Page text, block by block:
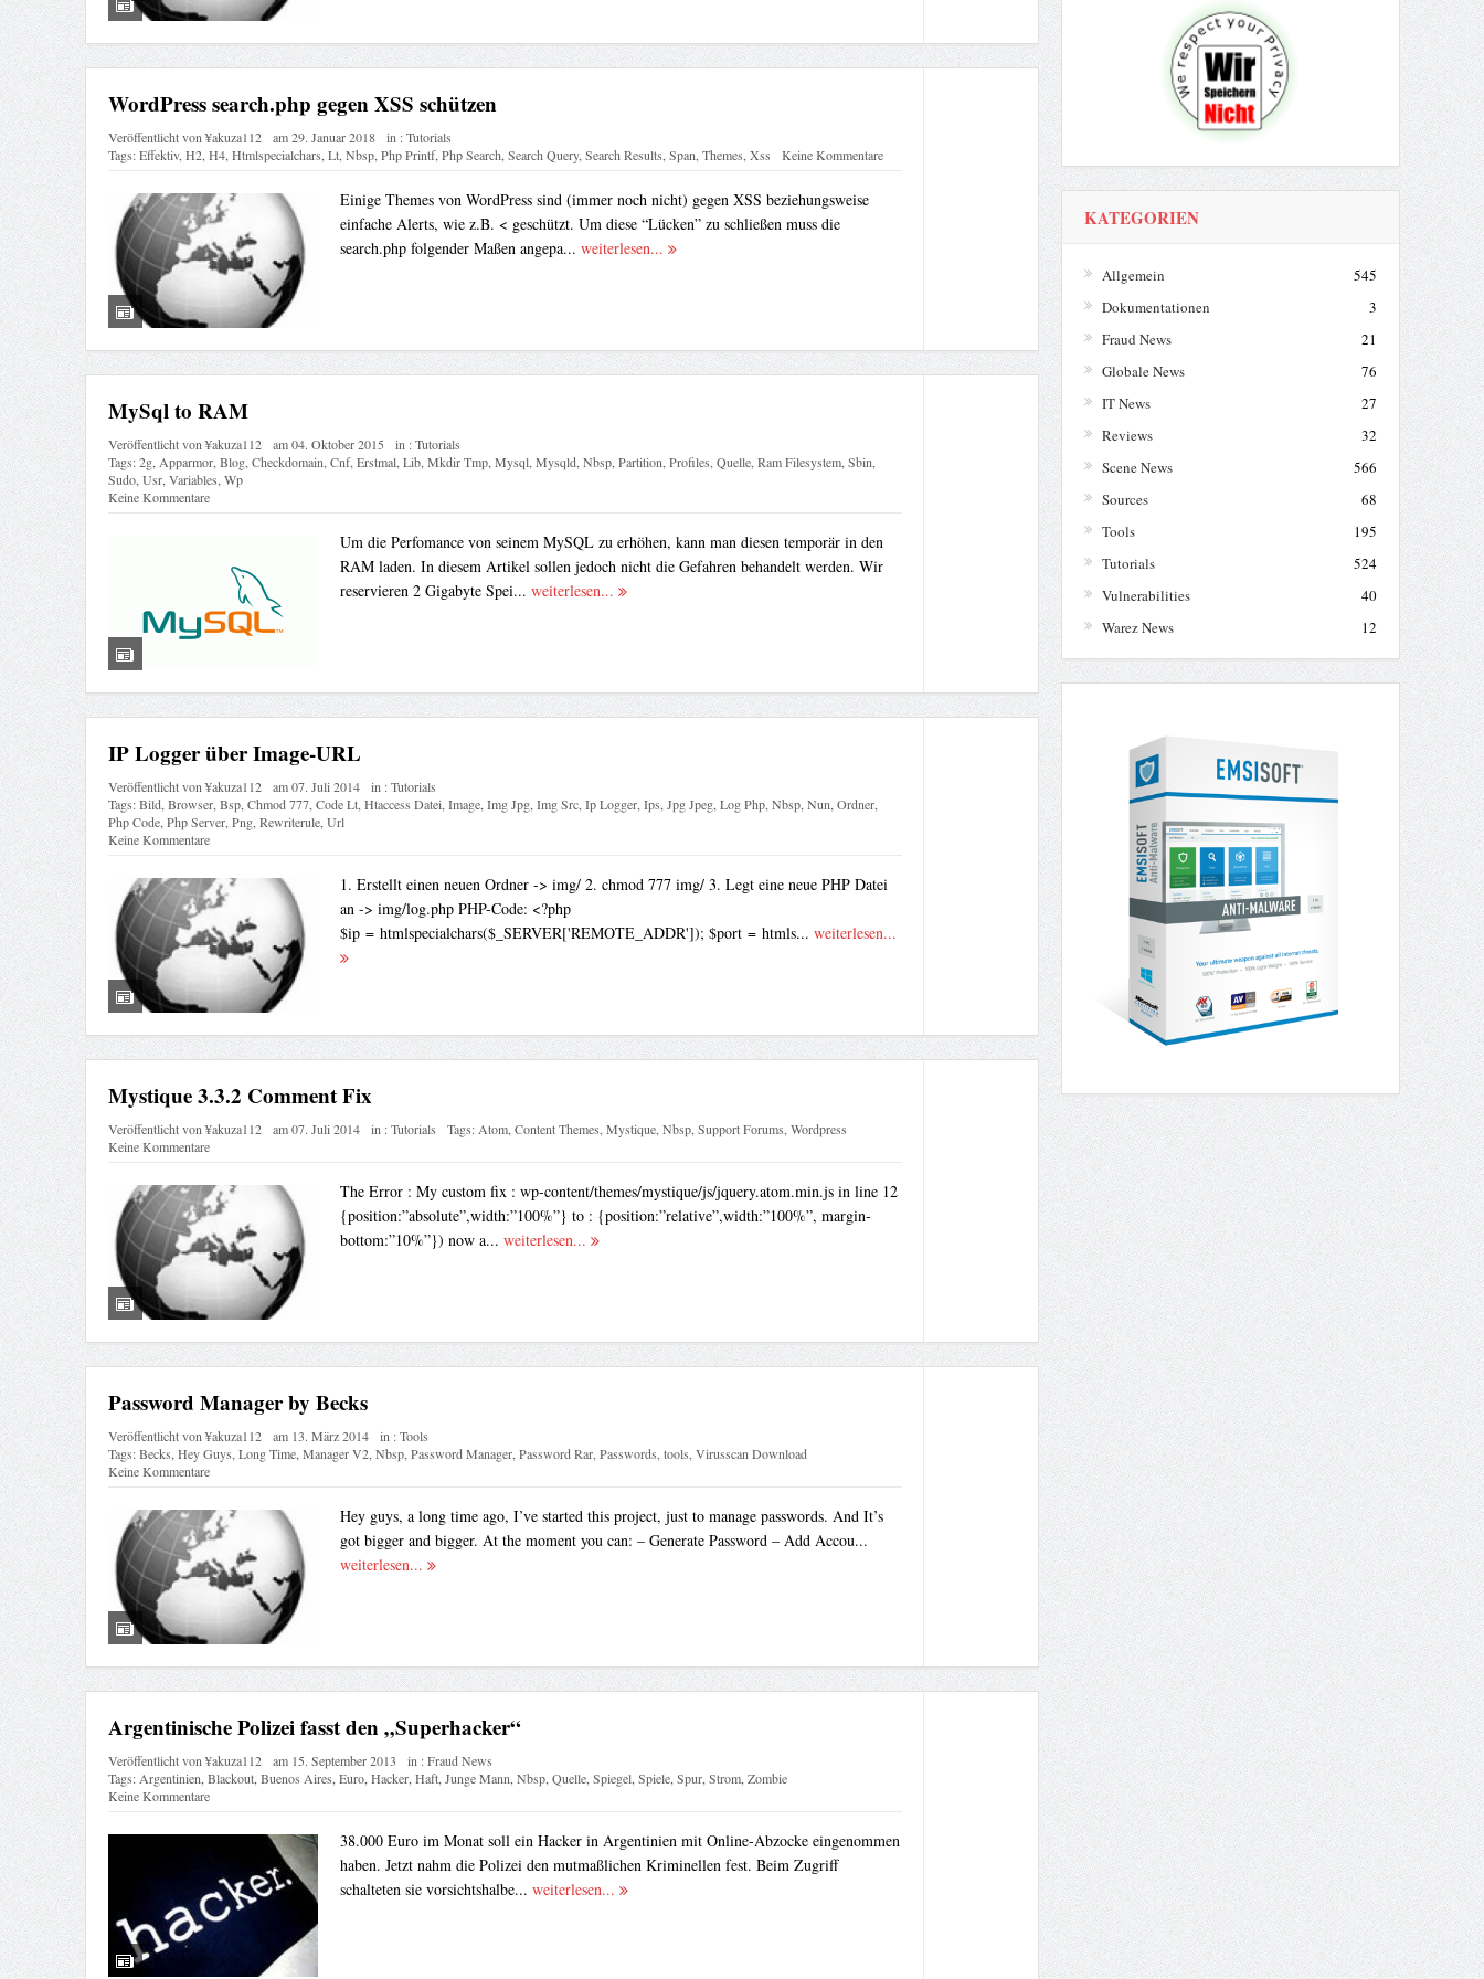
WordPress search.php gegen XSS schützen
Veröffentlicht von¥akuza112 am29. Januar 2018 in :Tutorials
Tags:Effektiv,H2,H4,Htmlspecialchars,Lt,Nbsp,Php Printf,Php Search,Search Query,Search Results,Span,Themes,Xss Keine Kommentare
Einige Themes von WordPress sind (immer noch nicht) gegen XSS beziehungsweise
einfache Alerts, wie z.B. < geschützt. Um diese “Lücken” zu schließen muss die
search.php folgender Maßen angepa... weiterlesen...
MySql to RAM
Veröffentlicht von¥akuza112 am04. Oktober 2015 in :Tutorials
Tags:2g,Apparmor,Blog,Checkdomain,Cnf,Erstmal,Lib,Mkdir Tmp,Mysql,Mysqld,Nbsp,Partition,Profiles,Quelle,Ram Filesystem,Sbin,
Sudo,Usr,Variables,Wp
Keine Kommentare
Um die Perfomance von seinem MySQL zu erhöhen, kann man diesen temporär in den
RAM laden. In diesem Artikel sollen jedoch nicht die Gefahren behandelt werden. Wir
reservieren 2 Gigabyte Spei... weiterlesen...
IP Logger über Image-URL
Veröffentlicht von¥akuza112 am07. Juli 2014 in :Tutorials
Tags:Bild,Browser,Bsp,Chmod 777,Code Lt,Htaccess Datei,Image,Img Jpg,Img Src,Ip Logger,Ips,Jpg Jpeg,Log Php,Nbsp,Nun,Ordner,
Php Code,Php Server,Png,Rewriterule,Url
Keine Kommentare
1. Erstellt einen neuen Ordner -> img/ 2. chmod 777 img/ 3. Legt eine neue PHP Datei
an -> img/log.php PHP-Code: <?php
$ip = htmlspecialchars($_SERVER['REMOTE_ADDR']); $port = htmls... weiterlesen...
Mystique 3.3.2 Comment Fix
Veröffentlicht von¥akuza112 am07. Juli 2014 in :Tutorials Tags:Atom,Content Themes,Mystique,Nbsp,Support Forums,Wordpress
Keine Kommentare
The Error : My custom fix : wp-content/themes/mystique/js/jquery.atom.min.js in line 12
{position:”absolute”,width:”100%”} to : {position:”relative”,width:”100%”, margin-
bottom:”10%”}) now a... weiterlesen...
Password Manager by Becks
Veröffentlicht von¥akuza112 am 13. März 2014 in :Tools
Tags:Becks,Hey Guys,Long Time,Manager V2,Nbsp,Password Manager,Password Rar,Passwords,tools,Virusscan Download
Keine Kommentare
Hey guys, a long time ago, I’ve started this project, just to manage passwords. And It’s
got bigger and bigger. At the moment you can: – Generate Password – Add Accou...
weiterlesen...
Argentinische Polizei fasst den „Superhacker“
Veröffentlicht von¥akuza112 am 15. September 2013 in :Fraud News
Tags:Argentinien,Blackout,Buenos Aires,Euro,Hacker,Haft,Junge Mann,Nbsp,Quelle,Spiegel,Spiele,Spur,Strom,Zombie
Keine Kommentare
38.000 Euro im Monat soll ein Hacker in Argentinien mit Online-Abzocke eingenommen
haben. Jetzt nahm die Polizei den mutmaßlichen Kriminellen fest. Beim Zugriff
schalteten sie vorsichtshalbe... weiterlesen...
KATEGORIEN
Allgemein
545
Dokumentationen
3
Fraud News
21
Globale News
76
IT News
27
Reviews
32
Scene News
566
Sources
68
Tools
195
Tutorials
524
Vulnerabilities
40
Warez News
12